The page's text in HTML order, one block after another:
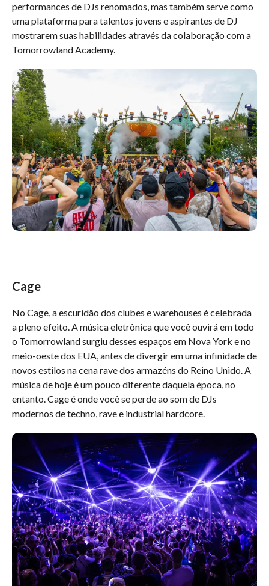
performances de DJs renomados, mas também serve como
uma plataforma para talentos jovens e aspirantes de DJ
mostrarem suas habilidades através da colaboração com a
Tomorrowland Academy.
Cage
No Cage, a escuridão dos clubes e warehouses é celebrada
a pleno efeito. A música eletrônica que você ouvirá em todo
o Tomorrowland surgiu desses espaços em Nova York e no
meio-oeste dos EUA, antes de divergir em uma infinidade de
novos estilos na cena rave dos armazéns do Reino Unido. A
música de hoje é um pouco diferente daquela época, no
entanto. Cage é onde você se perde ao som de DJs
modernos de techno, rave e industrial hardcore.